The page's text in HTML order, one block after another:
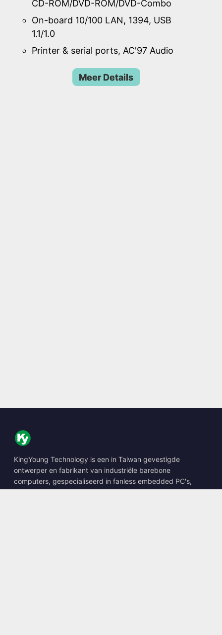
CD-ROM/DVD-ROM/DVD-Combo
On-board 10/100 LAN, 1394, USB
1.1/1.0
Printer & serial ports, AC'97 Audio
Meer Details
KingYoung Technology is een in Taiwan gevestigde
ontwerper en fabrikant van industriële barebone
computers, gespecialiseerd in fanless embedded PC's,
edge AI boxes en robuuste computeroplossingen.